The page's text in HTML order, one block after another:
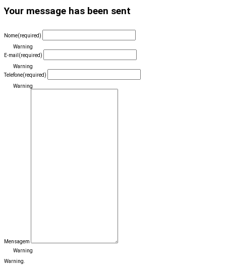
Your message has been sent
Nome(required)
Warning
E-mail (required)
Warning
Telefone(required)
Warning
Mensagem
Warning
Warning.